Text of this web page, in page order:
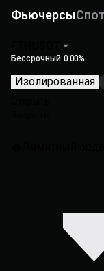
Фьючерсы
Бессрочный 0.00%
Изолированная